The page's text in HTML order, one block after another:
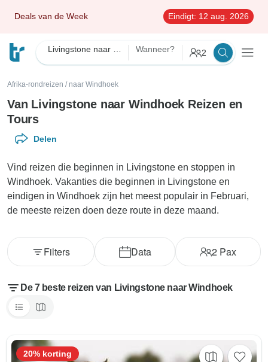
Deals van de Week Eindigt: 12 aug. 2026
Wanneer? 2
Afrika-rondreizen / naar Windhoek
Van Livingstone naar Windhoek Reizen en
Tours
Delen
Vind reizen die beginnen in Livingstone en stoppen in
Windhoek. Vakanties die beginnen in Livingstone en
eindigen in Windhoek zijn het meest populair in Februari,
de meeste reizen doen deze route in deze maand.
Data 2 Pax
Filters
De 7 beste reizen van Livingstone naar Windhoek
20% korting